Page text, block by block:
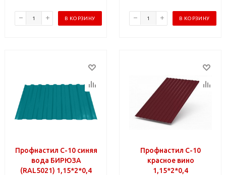
В КОРЗИНУ В КОРЗИНУ
Профнастил С-10 синяя
вода БИРЮЗА
(RAL5021) 1,15*2*0,4
Профнастил С-10
красное вино
1,15*2*0,4